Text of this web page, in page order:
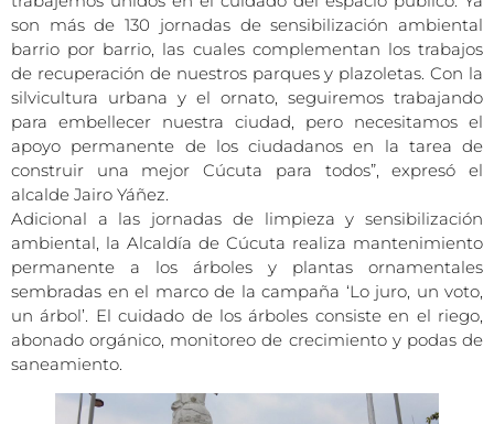
son más de 130 jornadas de sensibilización ambiental
barrio por barrio, las cuales complementan los trabajos
de recuperación de nuestros parques y plazoletas. Con la
silvicultura urbana y el ornato, seguiremos trabajando
para embellecer nuestra ciudad, pero necesitamos el
apoyo permanente de los ciudadanos en la tarea de
construir una mejor Cúcuta para todos”, expresó el
alcalde Jairo Yáñez.
Adicional a las jornadas de limpieza y sensibilización
ambiental, la Alcaldía de Cúcuta realiza mantenimiento
permanente a los árboles y plantas ornamentales
sembradas en el marco de la campaña ‘Lo juro, un voto,
un árbol’. El cuidado de los árboles consiste en el riego,
abonado orgánico, monitoreo de crecimiento y podas de
saneamiento.